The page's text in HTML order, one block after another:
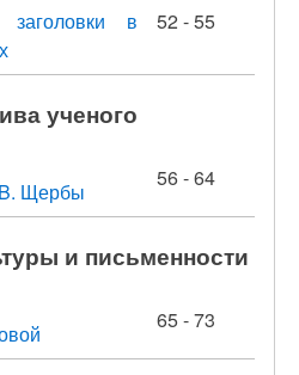
заголовки в
52 - 55
ученого
Щербы
56 - 64
и письменности
65 - 73